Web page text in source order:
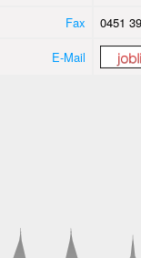
Fax
0451
E-Mail